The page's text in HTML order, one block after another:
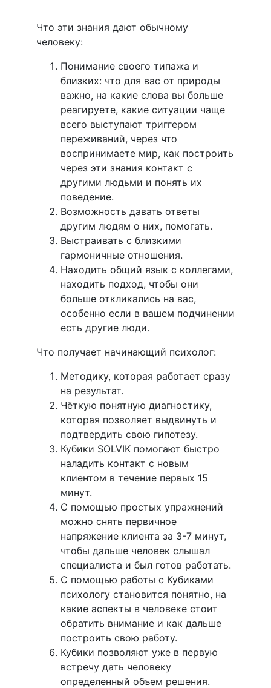
Что эти знания дают обычному
человеку:
Понимание своего типажа и
близких: что для вас от природы
важно, на какие слова вы больше
реагируете, какие ситуации чаще
всего выступают триггером
переживаний, через что
воспринимаете мир, как построить
через эти знания контакт с
другими людьми и понять их
поведение.
Возможность давать ответы
другим людям о них, помогать.
Выстраивать с близкими
гармоничные отношения.
Находить общий язык с коллегами,
находить подход, чтобы они
больше откликались на вас,
особенно если в вашем подчинении
есть другие люди.
Что получает начинающий психолог:
Методику, которая работает сразу
на результат.
Чёткую понятную диагностику,
которая позволяет выдвинуть и
подтвердить свою гипотезу.
Кубики SOLVIK помогают быстро
наладить контакт с новым
клиентом в течение первых 15
минут.
С помощью простых упражнений
можно снять первичное
напряжение клиента за 3-7 минут,
чтобы дальше человек слышал
специалиста и был готов работать.
С помощью работы с Кубиками
психологу становится понятно, на
какие аспекты в человеке стоит
обратить внимание и как дальше
построить свою работу.
Кубики позволяют уже в первую
встречу дать человеку
определенный объем решения.